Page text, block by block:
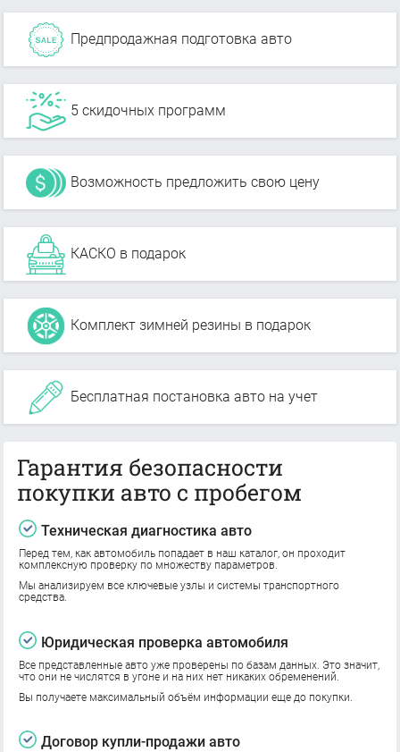
Предпродажная подготовка авто
5 скидочных программ
Возможность предложить свою цену
КАСКО в подарок
Комплект зимней резины в подарок
Бесплатная постановка авто на учет
Гарантия безопасности
покупки авто с пробегом
Техническая диагностика авто
Перед тем, как автомобиль попадает в наш каталог, он проходит
комплексную проверку по множеству параметров.
Мы анализируем все ключевые узлы и системы транспортного
средства.
Юридическая проверка автомобиля
Все представленные авто уже проверены по базам данных. Это значит,
что они не числятся в угоне и на них нет никаких обременений.
Вы получаете максимальный объём информации еще до покупки.
Договор купли-продажи авто